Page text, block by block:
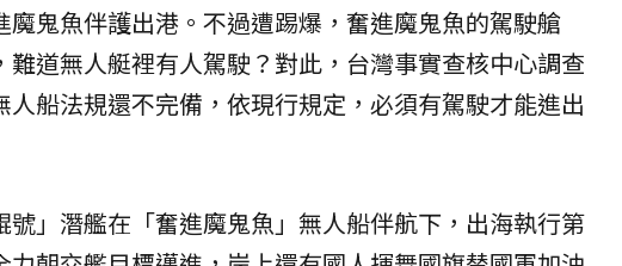
魔鬼魚伴護出港。不過遭踢爆，奮進魔鬼魚的駕駛艙
難道無人艇裡有人駕駛？對此，台灣事實查核中心調查
人船法規還不完備，依現行規定，必須有駕駛才能進出
號」潛艦在「奮進魔鬼魚」無人船伴航下，出海執行第